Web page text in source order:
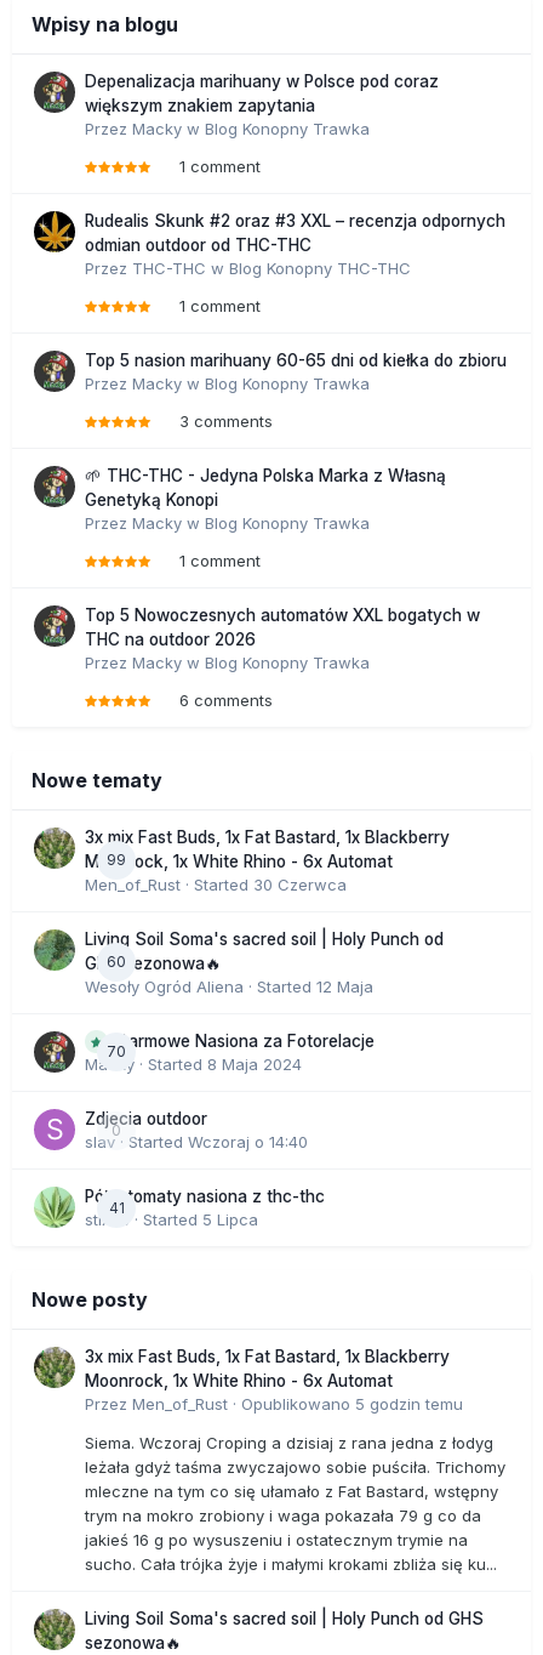
Wpisy na blogu
Depenalizacja marihuany w Polsce pod coraz
większym znakiem zapytania
Przez Macky w Blog Konopny Trawka
1 comment
Rudealis Skunk #2 oraz #3 XXL – recenzja odpornych
odmian outdoor od THC-THC
Przez THC-THC w Blog Konopny THC-THC
1 comment
Top 5 nasion marihuany 60-65 dni od kiełka do zbioru
Przez Macky w Blog Konopny Trawka
3 comments
🌱 THC-THC - Jedyna Polska Marka z Własną
Genetyką Konopi
Przez Macky w Blog Konopny Trawka
1 comment
Top 5 Nowoczesnych automatów XXL bogatych w
THC na outdoor 2026
Przez Macky w Blog Konopny Trawka
6 comments
Nowe tematy
99
3x mix Fast Buds, 1x Fat Bastard, 1x Blackberry
Moonrock, 1x White Rhino - 6x Automat
Men_of_Rust · Started 30 Czerwca
60
Living Soil Soma's sacred soil | Holy Punch od
GHS sezonowa🔥
Wesoły Ogród Aliena · Started 12 Maja
70
Darmowe Nasiona za Fotorelacje
Macky · Started 8 Maja 2024
0
Zdjecia outdoor
slav· Started Wczoraj o 14:40
41
Półautomaty nasiona z thc-thc
stix33
· Started 5 Lipca
Nowe posty
3x mix Fast Buds, 1x Fat Bastard, 1x Blackberry
Moonrock, 1x White Rhino - 6x Automat
Przez Men_of_Rust · Opublikowano 5 godzin temu
Siema. Wczoraj Croping a dzisiaj z rana jedna z łodyg
leżała gdyż taśma zwyczajowo sobie puściła. Trichomy
mleczne na tym co się ułamało z Fat Bastard, wstępny
trym na mokro zrobiony i waga pokazała 79 g co da
jakieś 16 g po wysuszeniu i ostatecznym trymie na
sucho. Cała trójka żyje i małymi krokami zbliża się ku...
Living Soil Soma's sacred soil | Holy Punch od GHS
sezonowa🔥